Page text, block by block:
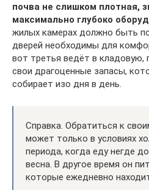
почва не слишком плотная,
максимально глубоко
жилых камерах должно быть
дверей необходимы для
вот третья ведёт в кладовую,
свои драгоценные запасы,
собирает изо дня в день.
Справка. Обратиться к
может только в условиях
периода, когда еду негде
весна. В другое время он
которые ежедневно